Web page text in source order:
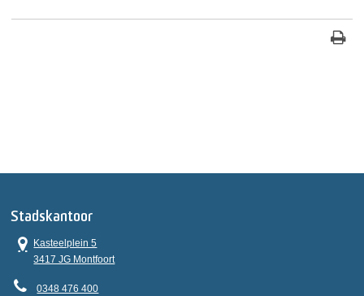
Stadskantoor
Kasteelplein 5
3417 JG Montfoort
0348 476 400